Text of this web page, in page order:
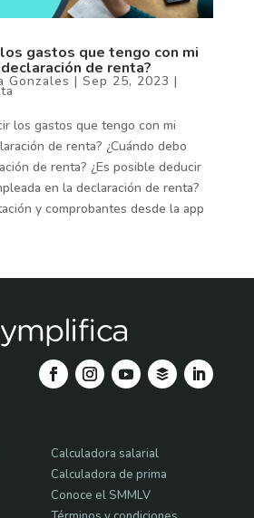
gastos que tengo con mi
de renta?
Gonzales | Sep 25, 2023 |
los gastos que tengo con mi
de renta? ¿Cuándo debo
de renta? ¿Es posible deducir
en la declaración de renta?
y comprobantes desde la app
Calculadora salarial
Calculadora de prima
Conoce el SMMLV